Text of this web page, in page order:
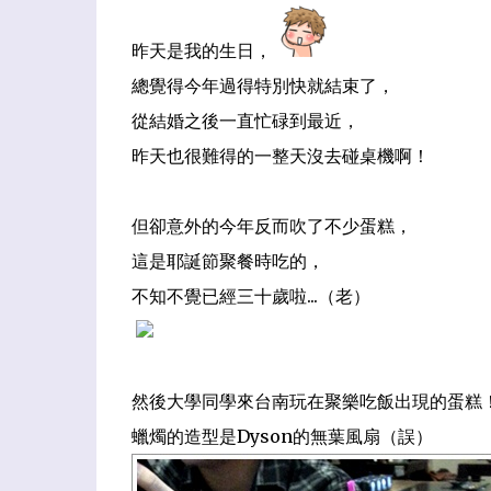
昨天是我的生日，
總覺得今年過得特別快就結束了，
從結婚之後一直忙碌到最近，
昨天也很難得的一整天沒去碰桌機啊！
但卻意外的今年反而吹了不少蛋糕，
這是耶誕節聚餐時吃的 ，
不知不覺已經三十歲啦...（老）
然後大學同學來台南玩在聚樂吃飯出現的蛋糕
蠟燭的造型是Dyson的無葉風扇（誤）